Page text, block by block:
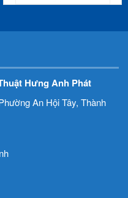
Hưng Anh Phát
An Hội Tây, Thành